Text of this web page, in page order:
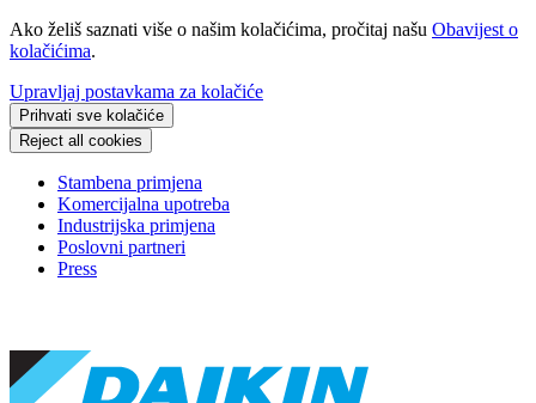
Ako želiš saznati više o našim kolačićima, pročitaj našu Obavijest o
kolačićima.
Upravljaj postavkama za kolačiće
Prihvati sve kolačiće
Reject all cookies
Stambena primjena
Komercijalna upotreba
Industrijska primjena
Poslovni partneri
Press